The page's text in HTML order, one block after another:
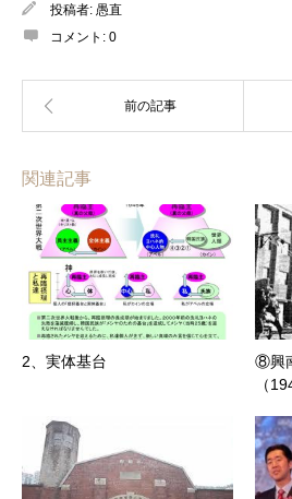
投稿者: 愚直
コメント: 0
関連記事
2、実体基台
⑧興
（